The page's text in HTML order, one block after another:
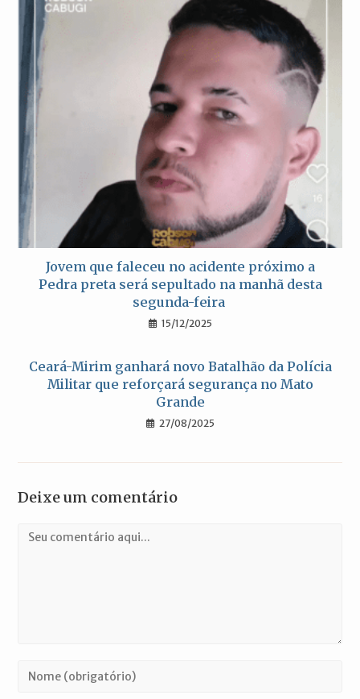
Jovem que faleceu no acidente próximo a
Pedra preta será sepultado na manhã desta
segunda-feira
15/12/2025
Ceará-Mirim ganhará novo Batalhão da Polícia
Militar que reforçará segurança no Mato
Grande
27/08/2025
Deixe um comentário
Comentário
Digite